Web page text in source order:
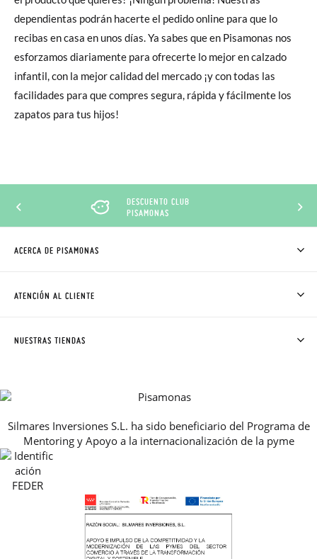
dependientas podrán hacerte el pedido online para que lo
recibas en casa en unos días. Ya sabes que en Pisamonas nos
esforzamos diariamente para ofrecerte lo mejor en calzado
infantil, con la mejor calidad del mercado ¡y con todas las
facilidades para que compres segura, rápida y fácilmente los
zapatos para tus hijos!
DESCUENTO CLUB
PISAMONAS
ACERCA DE PISAMONAS
CÓMO COMPRAR
AVISO LEGAL, PRIVACIDAD Y COOKIES
GUIA DE TALLAS
REBAJAS
ATENCIÓN AL CLIENTE
NUESTRAS TIENDAS
Silmares Inversiones S.L. ha sido beneficiario del Programa de
Mentoring y Apoyo a la internacionalización de la pyme